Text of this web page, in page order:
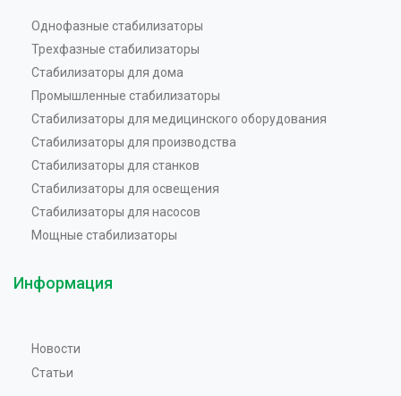
Однофазные стабилизаторы
Трехфазные стабилизаторы
Стабилизаторы для дома
Промышленные стабилизаторы
Стабилизаторы для медицинского оборудования
Стабилизаторы для производства
Стабилизаторы для станков
Стабилизаторы для освещения
Стабилизаторы для насосов
Мощные стабилизаторы
Информация
Новости
Статьи